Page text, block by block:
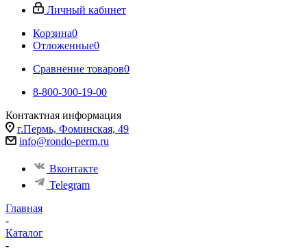
Личный кабинет
Корзина0
Отложенные0
Сравнение товаров0
8-800-300-19-00
Контактная информация
г.Пермь, Фоминская, 49
info@rondo-perm.ru
Вконтакте
Telegram
Главная
-
Каталог
-